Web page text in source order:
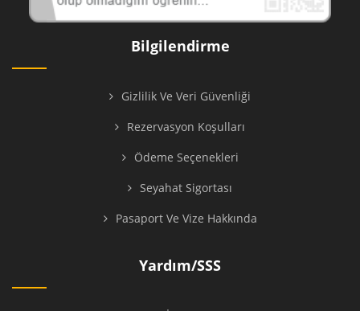
Bilgilendirme
Gizlilik Ve Veri Güvenliği
Rezervasyon Koşulları
Ödeme Seçenekleri
Seyahat Sigortası
Pasaport Ve Vize Hakkında
Yardım/SSS